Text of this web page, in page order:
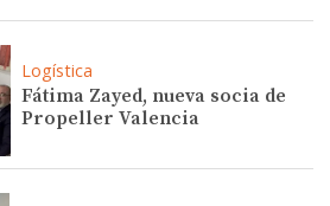
Logística
Fátima Zayed, nueva socia de
Propeller Valencia